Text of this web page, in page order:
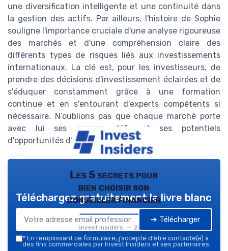
une diversification intelligente et une continuité dans
la gestion des actifs. Par ailleurs, l'histoire de Sophie
souligne l'importance cruciale d'une analyse rigoureuse
des marchés et d'une compréhension claire des
différents types de risques liés aux investissements
internationaux. La clé est, pour les investisseurs, de
prendre des décisions d'investissement éclairées et de
s'éduquer constamment grâce à une formation
continue et en s'entourant d'experts compétents si
nécessaire. N’oublions pas que chaque marché porte
avec lui ses propres défis et ses potentiels
d'opportunités d'investissement.
Les 5 secrets pour
bien choisir son
conseiller financier
Invest Insiders — 2026
Téléchargez gratuitement le livre blanc
➔ Télécharger
* En remplissant ce formulaire, j’accepte d’être contacté(e) à
des fins commerciales par Invest Insiders et ses partenaires.